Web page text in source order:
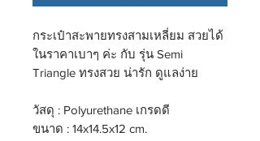
กระเป๋าสะพายทรงสามเหลี่ยม สวยได้
ในราคาเบาๆ ค่ะ กับ รุ่น Semi
Triangle ทรงสวย น่ารัก ดูแลง่าย
วัสดุ : Polyurethane เกรดดี
ขนาด : 14x14.5x12 cm.